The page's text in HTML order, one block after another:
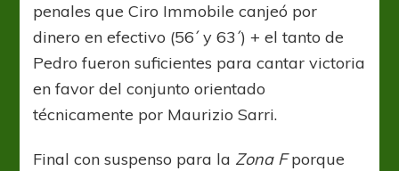
penales que Ciro Immobile canjeó por
dinero en efectivo (56´ y 63´) + el tanto de
Pedro fueron suficientes para cantar victoria
en favor del conjunto orientado
técnicamente por Maurizio Sarri.
Final con suspenso para la Zona Fporque